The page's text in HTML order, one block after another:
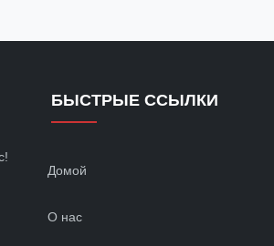
БЫСТРЫЕ ССЫЛКИ
Домой
О нас